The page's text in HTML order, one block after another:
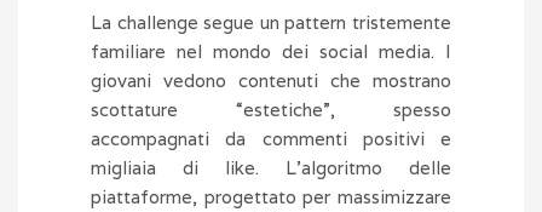
La challenge segue un pattern tristemente
familiare nel mondo dei social media. I
giovani vedono contenuti che mostrano
scottature “estetiche”, spesso
accompagnati da commenti positivi e
migliaia di like. L’algoritmo delle
piattaforme, progettato per massimizzare